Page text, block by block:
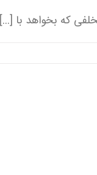
که بخواهد با [...]